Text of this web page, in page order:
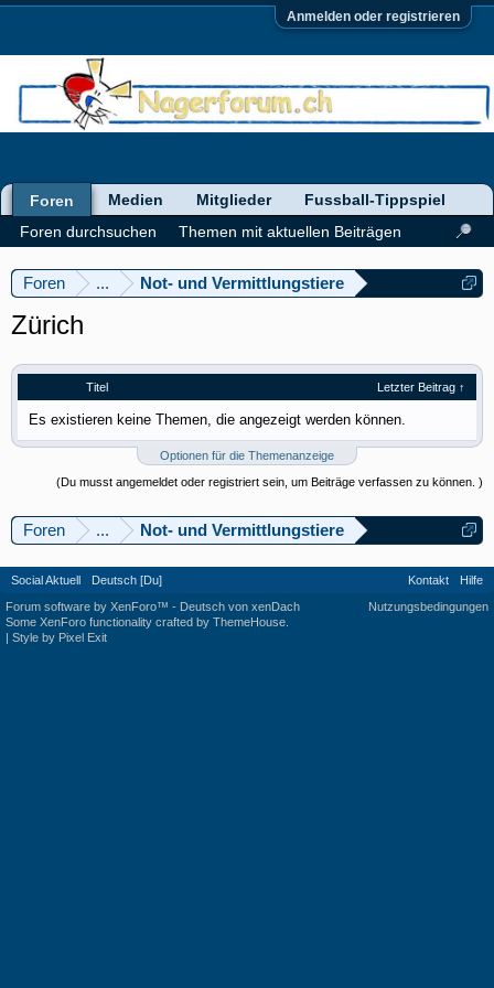
Anmelden oder registrieren
Foren ... Not- und Vermittlungstiere
Zürich
Titel Letzter Beitrag ↑
Es existieren keine Themen, die angezeigt werden können.
Optionen für die Themenanzeige
(Du musst angemeldet oder registriert sein, um Beiträge verfassen zu können. )
Foren ... Not- und Vermittlungstiere
Foren
Foren durchsuchen
Themen mit aktuellen Beiträgen
Medien Mitglieder Fussball-Tippspiel
Social Aktuell Deutsch [Du] Kontakt
Hilfe
Nutzungsbedingungen
Forum software by XenForo™ - Deutsch von xenDach
Some XenForo functionality crafted by ThemeHouse
| Style by Pixel Exit